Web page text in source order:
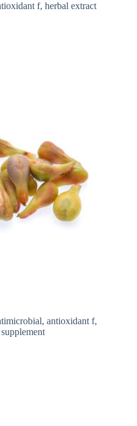
f, herbal extract
, antioxidant f,